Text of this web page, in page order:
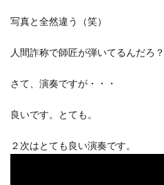
写真と全然違う（笑）
人間詐称で師匠が弾いてるんだろ？
さて、演奏ですが・・・
良いです。とても。
２次はとても良い演奏です。